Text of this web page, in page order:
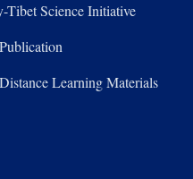
Tibet Science Initiative
Learning Materials